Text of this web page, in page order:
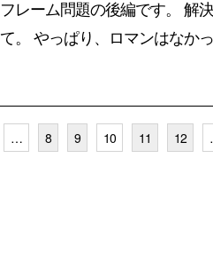
フレーム問題の後編です。 解
て。 やっぱり、ロマンはなか
… 8 9 10 11 12